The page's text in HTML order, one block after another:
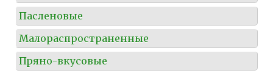
Пасленовые
Малораспространенные
Пряно-вкусовые